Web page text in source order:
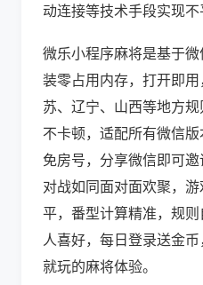
动连接等技术手段实现不
微乐小程序麻将是基于
装零占用内存，打开即
苏、辽宁、山西等地方
不卡顿，适配所有微信
免房号，分享微信即可
对战如同面对面欢聚，
平，番型计算精准，规
人喜好，每日登录送金
就玩的麻将体验。